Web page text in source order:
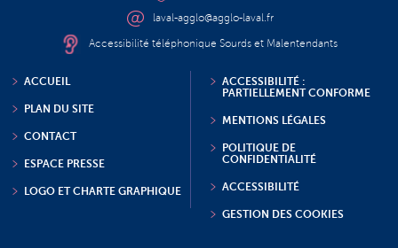
laval-agglo@agglo-laval.fr
Accessibilité téléphonique Sourds et Malentendants
ACCUEIL
PLAN DU SITE
CONTACT
ESPACE PRESSE
LOGO ET CHARTE GRAPHIQUE
ACCESSIBILITÉ :
PARTIELLEMENT CONFORME
MENTIONS LÉGALES
POLITIQUE DE
CONFIDENTIALITÉ
ACCESSIBILITÉ
GESTION DES COOKIES